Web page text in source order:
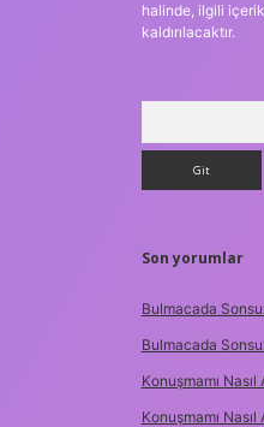
halinde, ilgili
kaldırılacaktır.
Son yorumlar
Bulmacada
Bulmacada
Konuşmamı
Konuşmamı